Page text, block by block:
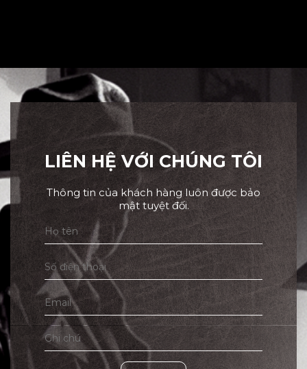
LIÊN HỆ VỚI CHÚNG TÔI
Thông tin của khách hàng luôn được bảo
mật tuyệt đối.